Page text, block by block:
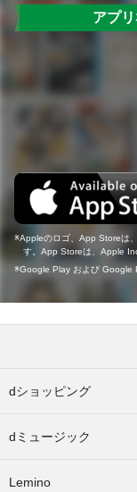
アプ
Appleのロゴ、App Storeは
す。App Storeは、Apple
Google Play および Google
dショッピング
dミュージック
Lemino